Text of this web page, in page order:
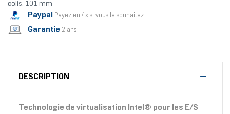
colis: 101 mm
Paypal Payez en 4x si vous le souhaitez
Garantie 2 ans
DESCRIPTION
Technologie de virtualisation Intel® pour les E/S